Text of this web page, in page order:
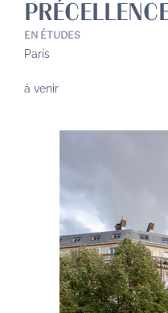
EN ÉTUDES
Paris
à venir